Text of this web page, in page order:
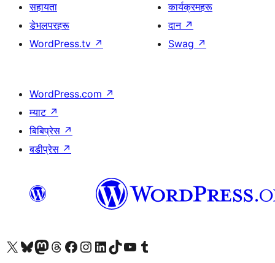
सहायता
डेभलपरहरू
WordPress.tv ↗
कार्यक्रमहरू
दान ↗
Swag ↗
WordPress.com ↗
म्याट ↗
बिबिप्रेस ↗
बडीप्रेस ↗
हाम्रो X (पहिले ट्विटर) खातामा जानुहोस्
हाम्रो Bluesky खाता भ्रमण गर्नुहोस्
हाम्रो म्यास्टोडन खाता भ्रमण गर्नुहोस्
हाम्रो थ्रेड्स खातामा जानुहोस्
हाम्रो फेसबुक पेजमा जानुहोस्
हाम्रो इन्स्टाग्राम खातामा जानुहोस्
हाम्रो लिङ्क्डइन खातामा जानुहोस्
हाम्रो TikTok खाता भ्रमण गर्नुहोस्
हाम्रो युट्युब च्यानलमा जानुहोस्
हाम्रो टम्बलर खाता भ्रमण गर्नुहोस्